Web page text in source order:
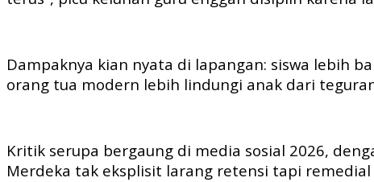
Dampaknya kian nyata di lapangan: siswa lebih
orang tua modern lebih lindungi anak dari
Kritik serupa bergaung di media sosial 2026,
Merdeka tak eksplisit larang retensi tapi